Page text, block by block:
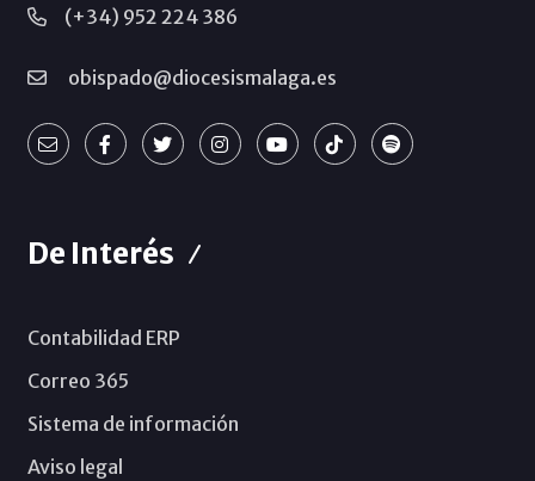
(+34) 952 224 386
obispado@diocesismalaga.es
De Interés
Contabilidad ERP
Correo 365
Sistema de información
Aviso legal